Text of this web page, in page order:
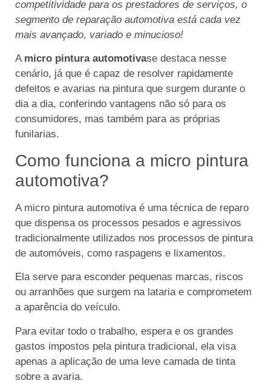
competitividade para os prestadores de serviços, o
segmento de reparação automotiva está cada vez
mais avançado, variado e minucioso!
A micro pintura automotivase destaca nesse
cenário, já que é capaz de resolver rapidamente
defeitos e avarias na pintura que surgem durante o
dia a dia, conferindo vantagens não só para os
consumidores, mas também para as próprias
funilarias.
Como funciona a micro pintura
automotiva?
A micro pintura automotiva é uma técnica de reparo
que dispensa os processos pesados e agressivos
tradicionalmente utilizados nos processos de pintura
de automóveis, como raspagens e lixamentos.
Ela serve para esconder pequenas marcas, riscos
ou arranhões que surgem na lataria e comprometem
a aparência do veículo.
Para evitar todo o trabalho, espera e os grandes
gastos impostos pela pintura tradicional, ela visa
apenas a aplicação de uma leve camada de tinta
sobre a avaria.